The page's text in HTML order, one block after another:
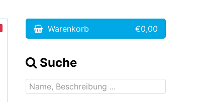
Warenkorb €0,00
Suche